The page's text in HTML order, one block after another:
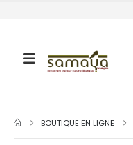
BOUTIQUE EN LIGNE